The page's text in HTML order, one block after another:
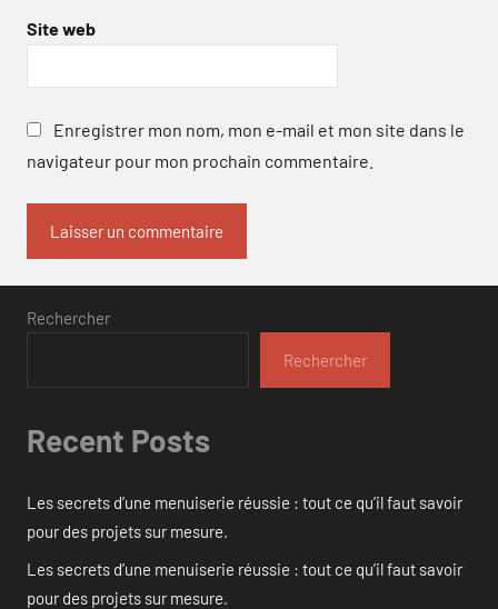
Site web
Enregistrer mon nom, mon e-mail et mon site dans le
navigateur pour mon prochain commentaire.
Rechercher
Rechercher
Recent Posts
Les secrets d’une menuiserie réussie : tout ce qu’il faut savoir
pour des projets sur mesure.
Les secrets d’une menuiserie réussie : tout ce qu’il faut savoir
pour des projets sur mesure.